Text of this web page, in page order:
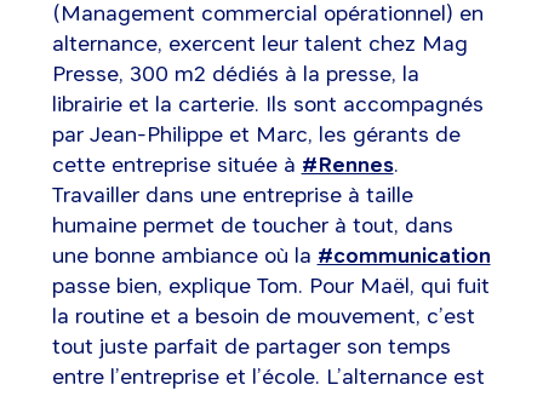
(Management commercial opérationnel) en
alternance, exercent leur talent chez Mag
Presse, 300 m2 dédiés à la presse, la
librairie et la carterie. Ils sont accompagnés
par Jean-Philippe et Marc, les gérants de
cette entreprise située à #Rennes​.
Travailler dans une entreprise à taille
humaine permet de toucher à tout, dans
une bonne ambiance où la #communication​
passe bien, explique Tom. Pour Maël, qui fuit
la routine et a besoin de mouvement, c’est
tout juste parfait de partager son temps
entre l’entreprise et l’école. L’alternance est